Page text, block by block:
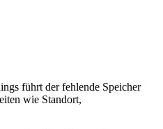
führt der fehlende Speicher
wie Standort,